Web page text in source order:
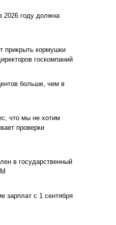
2026 году должна
прикрыть кормушки
госкомпаний
больше, чем в
что мы не хотим
проверки
в государственный
зарплат с 1 сентября